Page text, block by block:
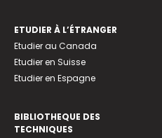
ETUDIER À L’ÉTRANGER
Etudier au Canada
Etudier en Suisse
Etudier en Espagne
BIBLIOTHEQUE DES
TECHNIQUES